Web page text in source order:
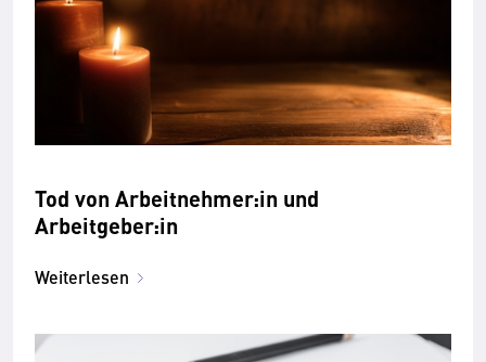
Tod von Arbeitnehmer:in und
Arbeitgeber:in
Weiterlesen